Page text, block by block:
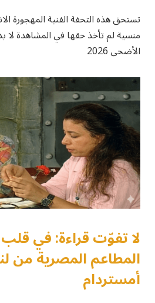
تستحق هذه التحفة الفنية المهجورة
منسية لم تأخذ حقها في المشاهدة
الأضحى 2026
لا تفوّت قراءة: في
المطاعم المصرية من
أمستردام